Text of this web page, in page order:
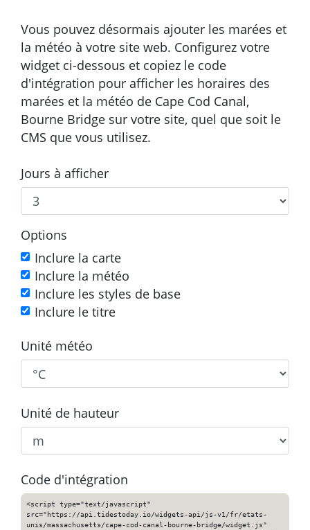
Vous pouvez désormais ajouter les marées et
la météo à votre site web. Configurez votre
widget ci-dessous et copiez le code
d'intégration pour afficher les horaires des
marées et la météo de Cape Cod Canal,
Bourne Bridge sur votre site, quel que soit le
CMS que vous utilisez.
Jours à afficher
Options
Inclure la carte
Inclure la météo
Inclure les styles de base
Inclure le titre
Unité météo
Unité de hauteur
Code d'intégration
<script type="text/javascript"
src="https://api.tidestoday.io/widgets-api/js-v1/fr/etats-
unis/massachusetts/cape-cod-canal-bourne-bridge/widget.js"